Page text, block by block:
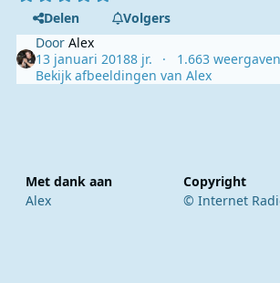
Delen
Volgers
DoorAlex
13 januari 20188 jr.
1.663 weergaven
Bekijk afbeeldingen van Alex
Met dank aan
Alex
Copyright
© Internet